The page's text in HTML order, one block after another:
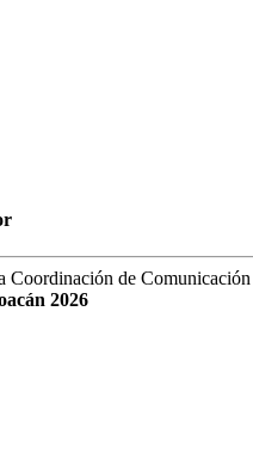
Coordinación de Comunicación
2026